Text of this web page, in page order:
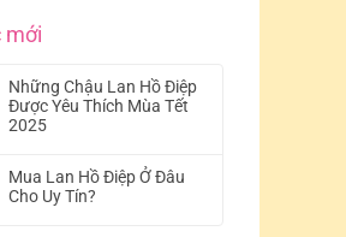
mới
Những Chậu Lan Hồ Điệp
Được Yêu Thích Mùa Tết
2025
Mua Lan Hồ Điệp Ở Đâu
Cho Uy Tín?